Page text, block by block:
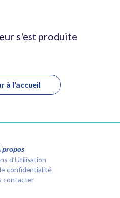
s'est produite
à l'accueil
propos
d’Utilisation
confidentialité
contacter